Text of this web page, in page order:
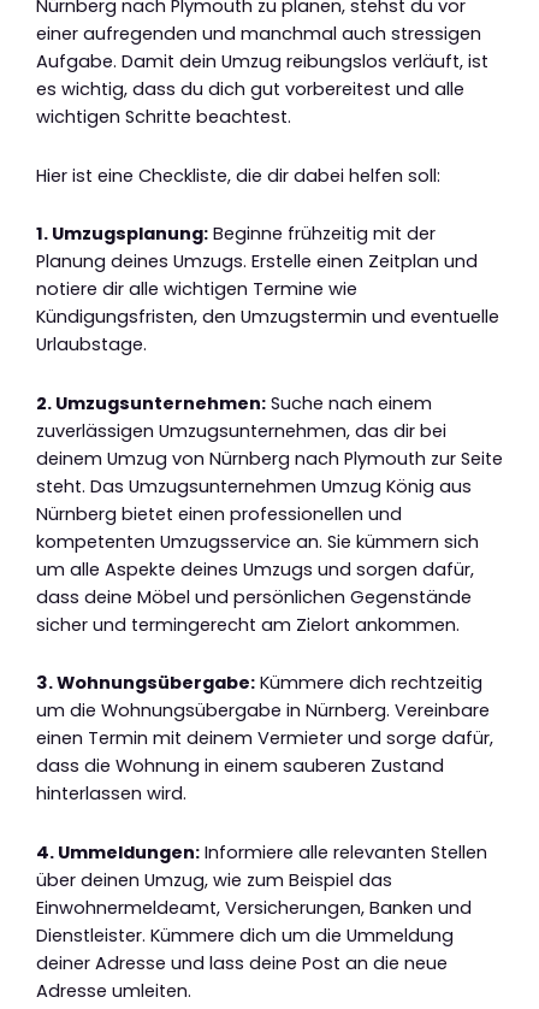
Nürnberg nach Plymouth zu planen, stehst du vor
einer aufregenden und manchmal auch stressigen
Aufgabe. Damit dein Umzug reibungslos verläuft, ist
es wichtig, dass du dich gut vorbereitest und alle
wichtigen Schritte beachtest.
Hier ist eine Checkliste, die dir dabei helfen soll:
1. Umzugsplanung: Beginne frühzeitig mit der
Planung deines Umzugs. Erstelle einen Zeitplan und
notiere dir alle wichtigen Termine wie
Kündigungsfristen, den Umzugstermin und eventuelle
Urlaubstage.
2. Umzugsunternehmen: Suche nach einem
zuverlässigen Umzugsunternehmen, das dir bei
deinem Umzug von Nürnberg nach Plymouth zur Seite
steht. Das Umzugsunternehmen Umzug König aus
Nürnberg bietet einen professionellen und
kompetenten Umzugsservice an. Sie kümmern sich
um alle Aspekte deines Umzugs und sorgen dafür,
dass deine Möbel und persönlichen Gegenstände
sicher und termingerecht am Zielort ankommen.
3. Wohnungsübergabe: Kümmere dich rechtzeitig
um die Wohnungsübergabe in Nürnberg. Vereinbare
einen Termin mit deinem Vermieter und sorge dafür,
dass die Wohnung in einem sauberen Zustand
hinterlassen wird.
4. Ummeldungen: Informiere alle relevanten Stellen
über deinen Umzug, wie zum Beispiel das
Einwohnermeldeamt, Versicherungen, Banken und
Dienstleister. Kümmere dich um die Ummeldung
deiner Adresse und lass deine Post an die neue
Adresse umleiten.